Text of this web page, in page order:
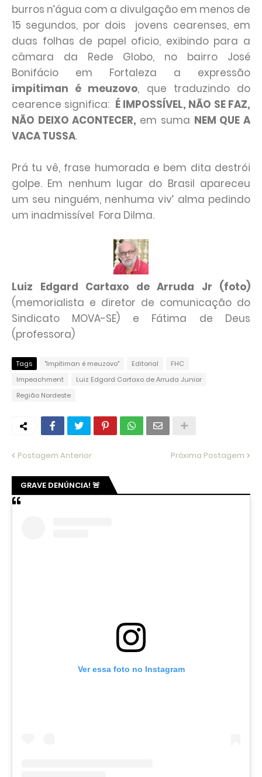
burros n’água com a divulgação em menos de
15 segundos, por dois jovens cearenses, em
duas folhas de papel oficio, exibindo para a
câmara da Rede Globo, no bairro José
Bonifácio em Fortaleza a expressão
impitiman é meuzovo, que traduzindo do
cearence significa: É IMPOSSÍVEL, NÃO SE FAZ,
NÃO DEIXO ACONTECER, em suma NEM QUE A
VACA TUSSA.
Prá tu vê, frase humorada e bem dita destrói
golpe. Em nenhum lugar do Brasil apareceu
um seu ninguém, nenhuma viv’ alma pedindo
um inadmissível Fora Dilma.
Luiz Edgard Cartaxo de Arruda Jr (foto)
(memorialista e diretor de comunicação do
Sindicato MOVA-SE) e Fátima de Deus
(professora)
Tags "Impitiman é meuzovo" Editorial
FHC
Impeachment
Luiz Edgard Cartaxo de Arruda Junior
Região Nordeste
Postagem Anterior Próxima Postagem
GRAVE DENÚNCIA! 🚨
Ver essa foto no Instagram